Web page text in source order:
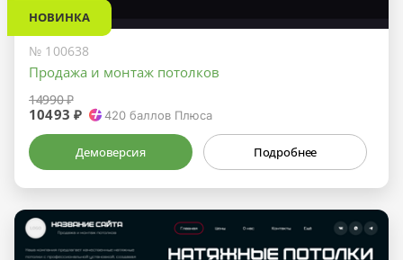
НОВИНКА
№ 100638
Продажа и монтаж потолков
14990 ₽
10493 ₽ 420 баллов Плюса
Демоверсия Подробнее